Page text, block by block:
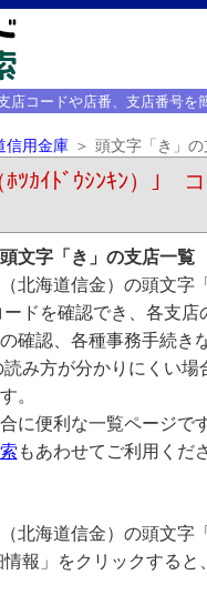
店コードや店番、支店番号を
信用金庫 頭文字「き」の
ﾂｶｲﾄﾞｳｼﾝｷﾝ）｣
文字「き」の支店一覧
北海道信金）の頭文字
ドを確認でき、各支店
確認、各種事務手続き
み方が分かりにくい
。
に便利な一覧ページで
もあわせてご利用くだ
北海道信金）の頭文字
報」をクリックする